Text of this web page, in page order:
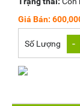
Giá Bán:
Số Lượng -